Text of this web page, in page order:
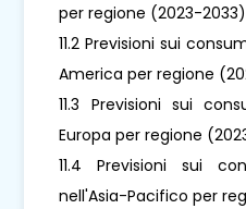
per regione (2023-2033)
11.2 Previsioni sui
America per regione
11.3 Previsioni sui
Europa per regione
11.4 Previsioni sui
nell'Asia-Pacifico per